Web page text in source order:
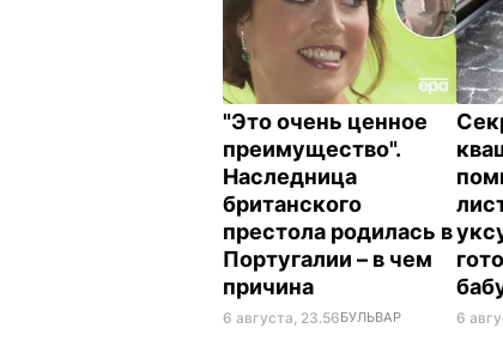
"Это очень ценное
преимущество".
Наследница
британского
престола родилась в
Португалии – в чем
причина
6 августа, 23.56БУЛЬВАР 6